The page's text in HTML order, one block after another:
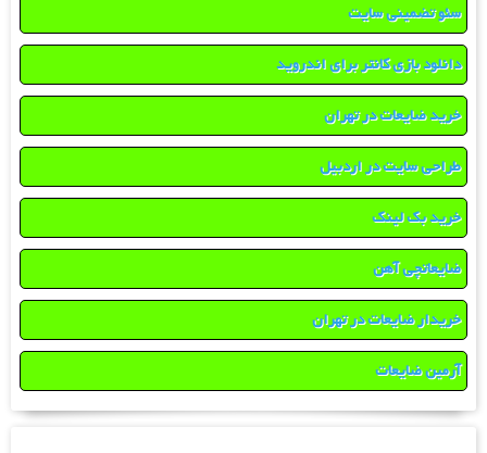
سئو تضمینی سایت
دانلود بازی کانتر برای اندروید
خرید ضایعات در تهران
طراحی سایت در اردبیل
خرید بک لینک
ضایعاتچی آهن
خریدار ضایعات در تهران
آرمین ضایعات